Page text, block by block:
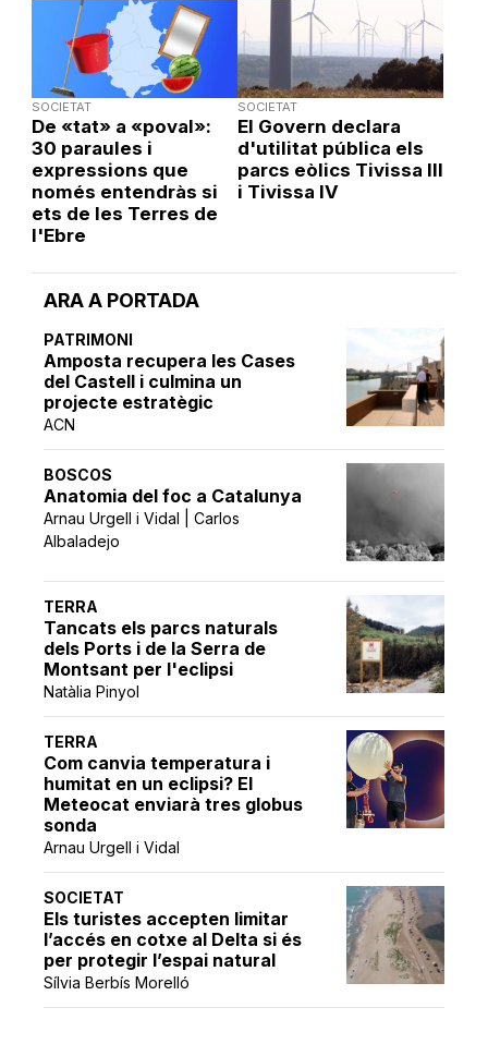
ARA A PORTADA
PATRIMONI
Amposta recupera les Cases
del Castell i culmina un
projecte estratègic
ACN
BOSCOS
Anatomia del foc a Catalunya
Arnau Urgell i Vidal | Carlos
Albaladejo
TERRA
Tancats els parcs naturals
dels Ports i de la Serra de
Montsant per l'eclipsi
Natàlia Pinyol
TERRA
Com canvia temperatura i
humitat en un eclipsi? El
Meteocat enviarà tres globus
sonda
Arnau Urgell i Vidal
SOCIETAT
Els turistes accepten limitar
l’accés en cotxe al Delta si és
per protegir l’espai natural
Sílvia Berbís Morelló
SOCIETAT
De «tat» a «poval»:
30 paraules i
expressions que
només entendràs si
ets de les Terres de
l'Ebre
SOCIETAT
El Govern declara
d'utilitat pública els
parcs eòlics Tivissa III
i Tivissa IV